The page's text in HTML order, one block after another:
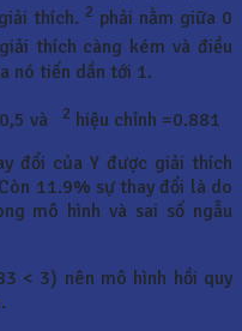
thích. 2 phải nằm giữa 0
thích càng kém và điều
nó tiến dần tới 1.
và 2 hiệu chỉnh =0.881
đổi của Y được giải thích
11.9% sự thay đổi là do
mô hình và sai số ngẫu
< 3) nên mô hình hồi quy